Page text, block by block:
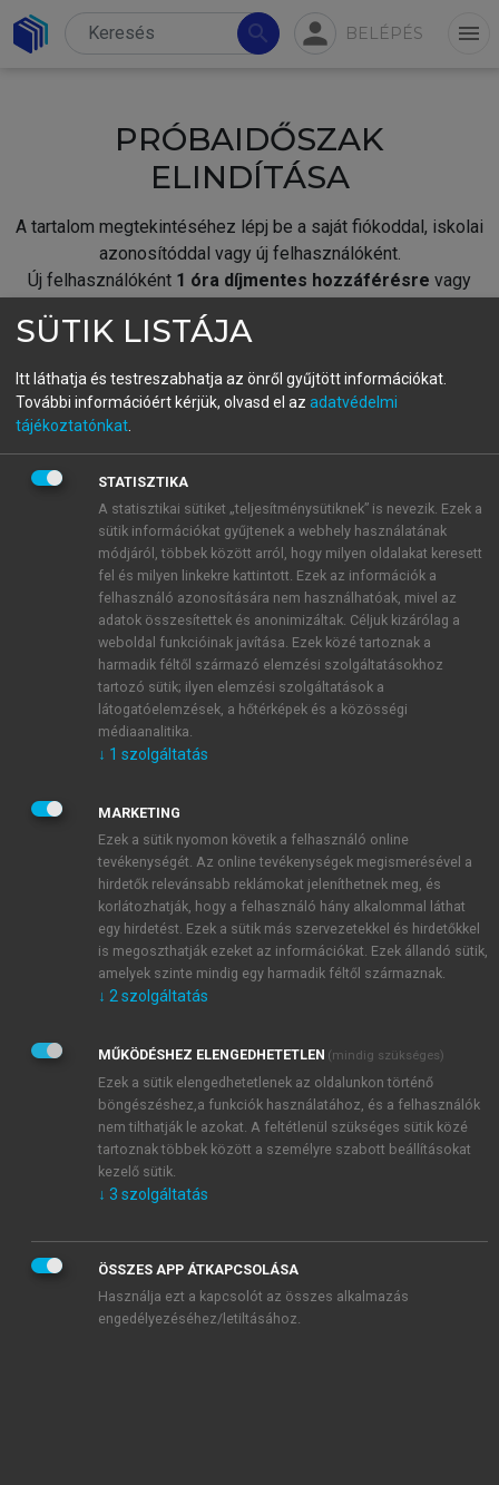
search person BELÉPÉS menu
PRÓBAIDŐSZAK
ELINDÍTÁSA
A tartalom megtekintéséhez lépj be a saját fiókoddal, iskolai
azonosítóddal vagy új felhasználóként.
Új felhasználóként 1 óra díjmentes hozzáférésre vagy
fiókoddal,vagy hozz létre új fiókot.
A regisztráció után apróbaidőszakautomatikusan
BELÉPÉS SAJÁT FIÓKKAL
ÚJ FIÓK LÉTREHOZÁSA
1 óra díjmentes hozzáférés
E-MAIL-CÍM
JELSZÓ
JELSZÓ ÚJRA
Kérek értesítést a MeRSZ újdonságairól, akcióiról.
Kérek értesítést az Akadémiai Kiadó Zrt. újdonságairól,
Adatkezelési tájékoztatóbanfoglaltakat tudomásul
veszem és elfogadom.
Általános vásárlási feltételeket, valamint a szotar.netés a
mersz.huoldalak licencszerződéseiben foglaltakat
tudomásul veszem és elfogadom.
KIPRÓBÁLOM
SÜTIK LISTÁJA
Itt láthatja és testreszabhatja az önről gyűjtött információkat.
További információért kérjük, olvasd el az adatvédelmi
tájékoztatónkat
STATISZTIKA
A statisztikai sütiket „teljesítménysütiknek” is nevezik. Ezek a
sütik információkat gyűjtenek a webhely használatának
módjáról, többek között arról, hogy milyen oldalakat keresett
fel és milyen linkekre kattintott. Ezek az információk a
felhasználó azonosítására nem használhatóak, mivel az
adatok összesítettek és anonimizáltak. Céljuk kizárólag a
weboldal funkcióinak javítása. Ezek közé tartoznak a
harmadik féltől származó elemzési szolgáltatásokhoz
tartozó sütik; ilyen elemzési szolgáltatások a
látogatóelemzések, a hőtérképek és a közösségi
médiaanalitika.
↓ 1 szolgáltatás
MARKETING
Ezek a sütik nyomon követik a felhasználó online
tevékenységét. Az online tevékenységek megismerésével a
hirdetők relevánsabb reklámokat jeleníthetnek meg, és
korlátozhatják, hogy a felhasználó hány alkalommal láthat
egy hirdetést. Ezek a sütik más szervezetekkel és hirdetőkkel
is megoszthatják ezeket az információkat. Ezek állandó sütik,
amelyek szinte mindig egy harmadik féltől származnak.
↓ 2 szolgáltatás
MŰKÖDÉSHEZ ELENGEDHETETLEN (mindig szükséges)
Ezek a sütik elengedhetetlenek az oldalunkon történő
böngészéshez,a funkciók használatához, és a felhasználók
nem tilthatják le azokat. A feltétlenül szükséges sütik közé
tartoznak többek között a személyre szabott beállításokat
kezelő sütik.
↓ 3 szolgáltatás
ÖSSZES APP ÁTKAPCSOLÁSA
Használja ezt a kapcsolót az összes alkalmazás
engedélyezéséhez/letiltásához.